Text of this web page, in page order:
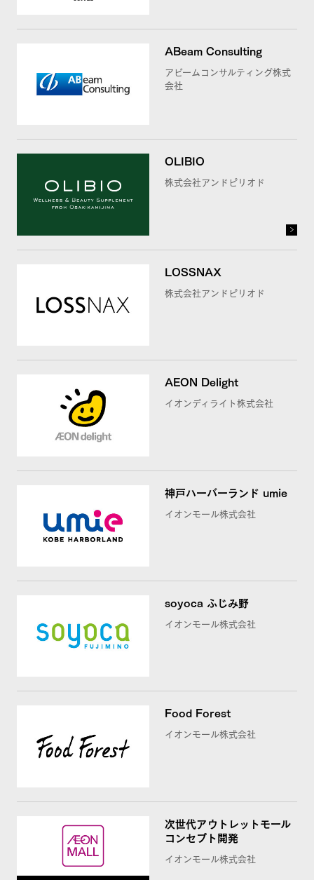
ABeam Consulting
アビームコンサルティング株式
会社
OLIBIO
株式会社アンドピリオド
LOSSNAX
株式会社アンドピリオド
AEON Delight
イオンディライト株式会社
神戸ハーバーランド umie
イオンモール株式会社
soyoca ふじみ野
イオンモール株式会社
Food Forest
イオンモール株式会社
次世代アウトレットモール
コンセプト開発
イオンモール株式会社